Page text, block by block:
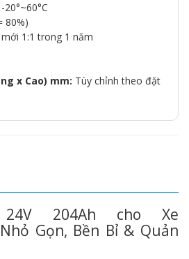
-20°~60°C
80%)
1:1 trong 1 năm
x Cao) mm: Tùy chỉnh theo đặt
204Ah cho Xe
Gọn, Bền Bỉ & Quản